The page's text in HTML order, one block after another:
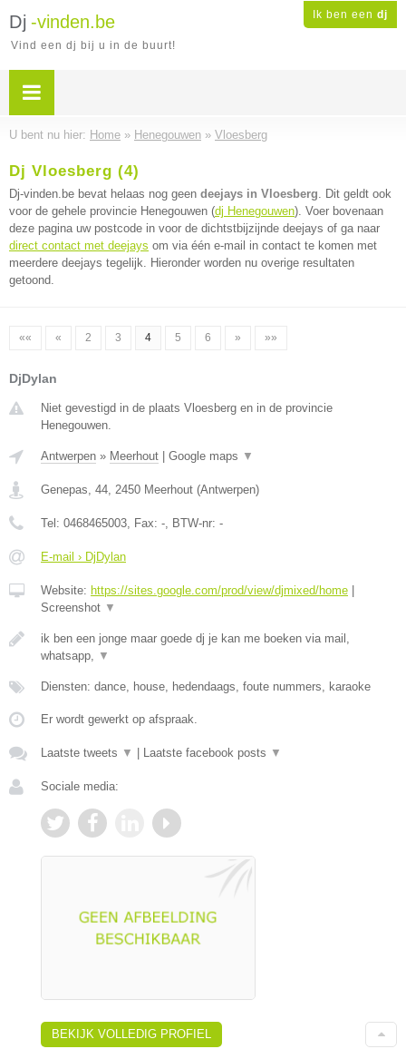
Ik ben een dj
Dj -vinden.be
Vind een dj bij u in de buurt!
U bent nu hier: Home » Henegouwen » Vloesberg
Dj Vloesberg (4)
Dj-vinden.be bevat helaas nog geen deejays in Vloesberg. Dit geldt ook
voor de gehele provincie Henegouwen (dj Henegouwen). Voer bovenaan
deze pagina uw postcode in voor de dichtstbijzijnde deejays of ga naar
direct contact met deejays om via één e-mail in contact te komen met
meerdere deejays tegelijk. Hieronder worden nu overige resultaten
getoond.
«« « 2 3 4 5 6 » »»
DjDylan
Niet gevestigd in de plaats Vloesberg en in de provincie
Henegouwen.
Antwerpen » Meerhout Google maps ▼
Genepas, 44, 2450 Meerhout (Antwerpen)
Tel: 0468465003, Fax: -, BTW-nr: -
E-mail › DjDylan
Website: https://sites.google.com/prod/view/djmixed/home
Screenshot ▼
ik ben een jonge maar goede dj je kan me boeken via mail,
whatsapp, ▼
Diensten: dance, house, hedendaags, foute nummers, karaoke
Er wordt gewerkt op afspraak.
Laatste tweets ▼ Laatste facebook posts ▼
Sociale media:
BEKIJK VOLLEDIG PROFIEL